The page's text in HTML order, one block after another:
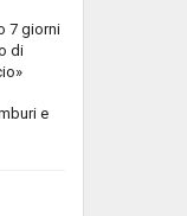
7 giorni
di
e